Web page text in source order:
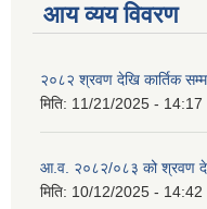
आय व्यय विवरण
२०८२ श्रवण देखि कार्तिक
मिति: 11/21/2025 - 14:17
आ.व. २०८२/०८३ को श्रवण
मिति: 10/12/2025 - 14:42